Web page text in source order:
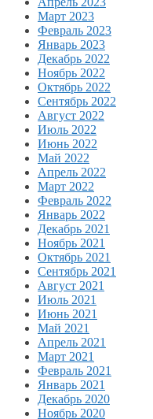
Март 2023
Февраль 2023
Январь 2023
Декабрь 2022
Ноябрь 2022
Октябрь 2022
Сентябрь 2022
Август 2022
Июль 2022
Июнь 2022
Май 2022
Апрель 2022
Март 2022
Февраль 2022
Январь 2022
Декабрь 2021
Ноябрь 2021
Октябрь 2021
Сентябрь 2021
Август 2021
Июль 2021
Июнь 2021
Май 2021
Апрель 2021
Март 2021
Февраль 2021
Январь 2021
Декабрь 2020
Ноябрь 2020